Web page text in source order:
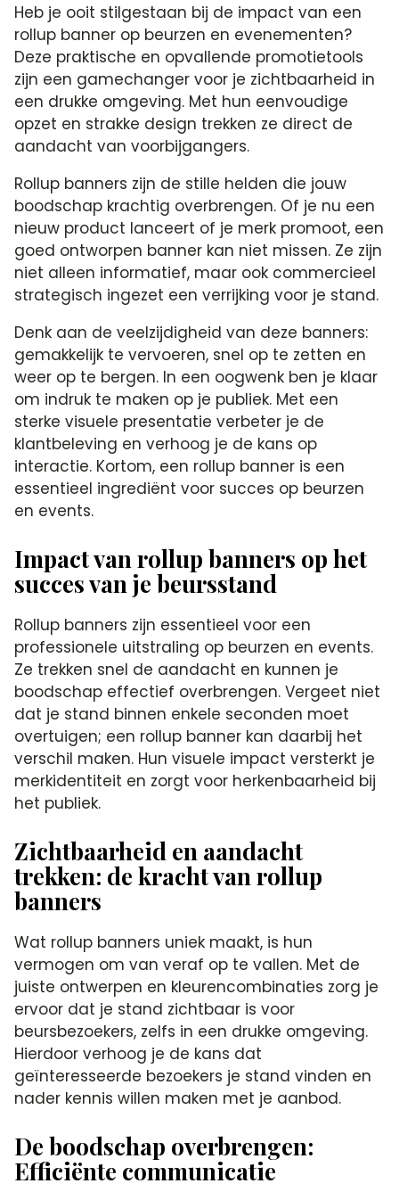
Heb je ooit stilgestaan bij de impact van een
rollup banner op beurzen en evenementen?
Deze praktische en opvallende promotietools
zijn een gamechanger voor je zichtbaarheid in
een drukke omgeving. Met hun eenvoudige
opzet en strakke design trekken ze direct de
aandacht van voorbijgangers.
Rollup banners zijn de stille helden die jouw
boodschap krachtig overbrengen. Of je nu een
nieuw product lanceert of je merk promoot, een
goed ontworpen banner kan niet missen. Ze zijn
niet alleen informatief, maar ook commercieel
strategisch ingezet een verrijking voor je stand.
Denk aan de veelzijdigheid van deze banners:
gemakkelijk te vervoeren, snel op te zetten en
weer op te bergen. In een oogwenk ben je klaar
om indruk te maken op je publiek. Met een
sterke visuele presentatie verbeter je de
klantbeleving en verhoog je de kans op
interactie. Kortom, een rollup banner is een
essentieel ingrediënt voor succes op beurzen
en events.
Impact van rollup banners op het
succes van je beursstand
Rollup banners zijn essentieel voor een
professionele uitstraling op beurzen en events.
Ze trekken snel de aandacht en kunnen je
boodschap effectief overbrengen. Vergeet niet
dat je stand binnen enkele seconden moet
overtuigen; een rollup banner kan daarbij het
verschil maken. Hun visuele impact versterkt je
merkidentiteit en zorgt voor herkenbaarheid bij
het publiek.
Zichtbaarheid en aandacht
trekken: de kracht van rollup
banners
Wat rollup banners uniek maakt, is hun
vermogen om van veraf op te vallen. Met de
juiste ontwerpen en kleurencombinaties zorg je
ervoor dat je stand zichtbaar is voor
beursbezoekers, zelfs in een drukke omgeving.
Hierdoor verhoog je de kans dat
geïnteresseerde bezoekers je stand vinden en
nader kennis willen maken met je aanbod.
De boodschap overbrengen:
Efficiënte communicatie